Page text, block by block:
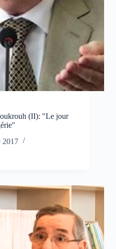
(II): "Le jour
2017